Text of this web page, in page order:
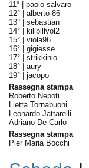
11° | paolo salvaro
12° | alberto 86
13° | sebastian
14° |
killbillvol2
15° | viola96
16° | gigiesse
17° | strikkinio
18° | aury
19° | jacopo
Rassegna stampa
Roberto Nepoti
Lietta Tornabuoni
Leonardo Jattarelli
Adriano De Carlo
Rassegna stampa
Pier Maria Bocchi